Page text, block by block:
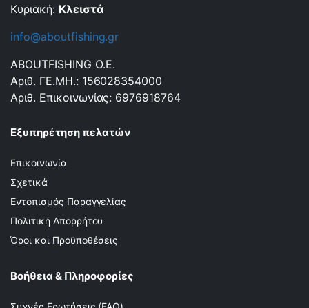
Κυριακή: Κλειστά
info@aboutfishing.gr
ABOUTFISHING Ο.Ε.
Αριθ. ΓΕ.ΜΗ.: 156028354000
Αριθ. Επικοινωνίας: 6976918764
Εξυπηρέτηση πελατών
Επικοινωνία
Σχετικά
Εντοπισμός Παραγγελίας
Πολιτική Απορρήτου
Όροι και Προϋποθέσεις
Βοήθεια & Πληροφορίες